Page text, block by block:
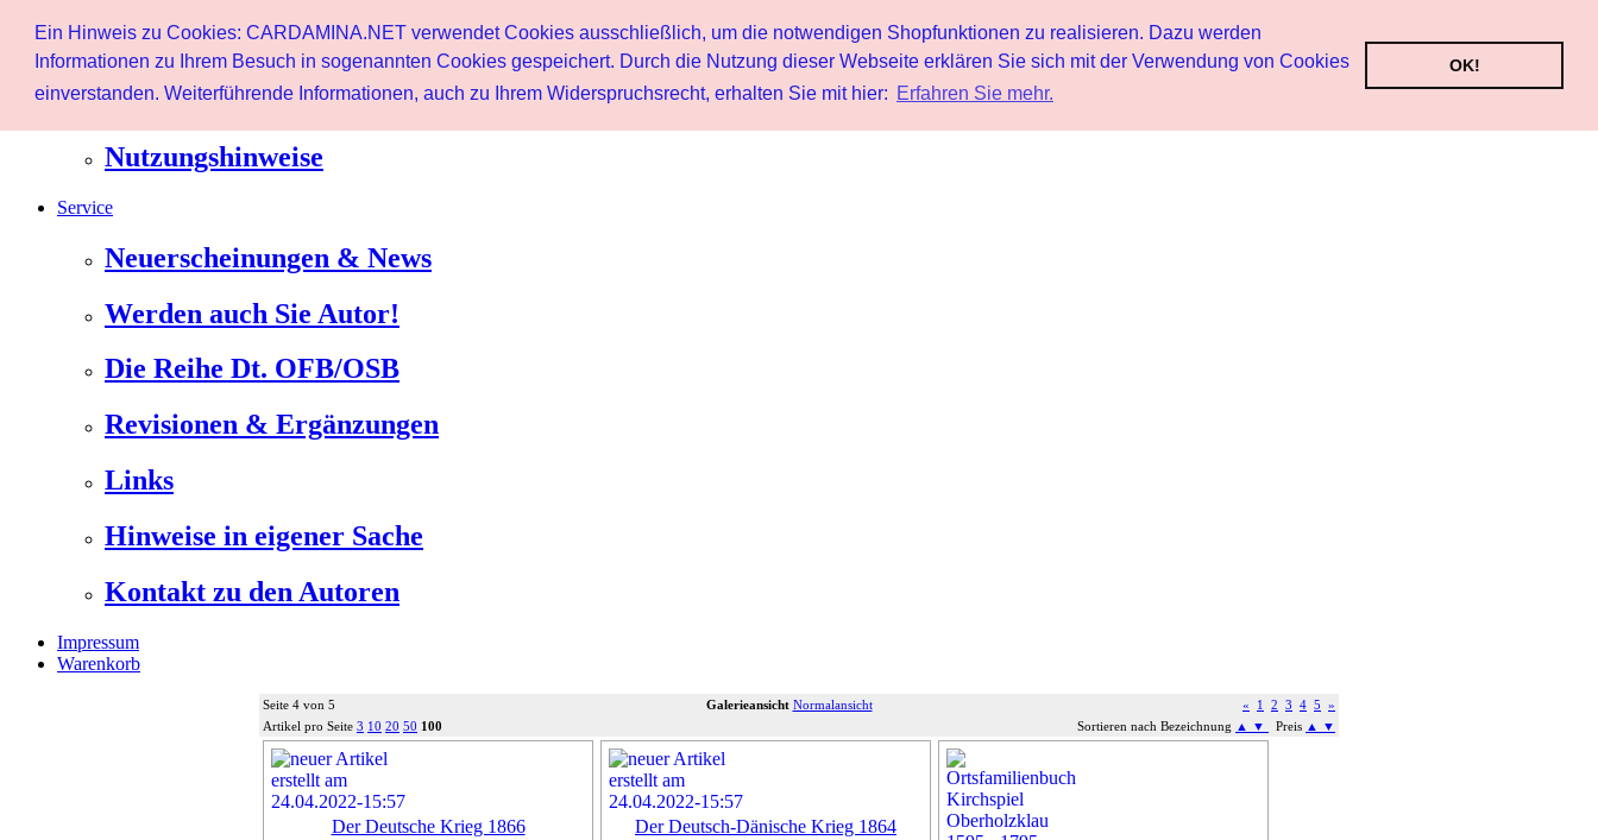
Ein Hinweis zu Cookies: CARDAMINA.NET verwendet Cookies ausschließlich, um die notwendigen Shopfunktionen zu realisieren. Dazu werden
Informationen zu Ihrem Besuch in sogenannten Cookies gespeichert. Durch die Nutzung dieser Webseite erklären Sie sich mit der Verwendung von Cookies
einverstanden. Weiterführende Informationen, auch zu Ihrem Widerspruchsrecht, erhalten Sie mit hier: Erfahren Sie mehr.
OK!
Start
Benutzer
Newsletter
Nutzungshinweise
Service
Neuerscheinungen & News
Werden auch Sie Autor!
Die Reihe Dt. OFB/OSB
Revisionen & Ergänzungen
Links
Hinweise in eigener Sache
Kontakt zu den Autoren
Impressum
Warenkorb
Seite 4 von 5 « 1 2 3 4 5 »
Galerieansicht Normalansicht
Artikel pro Seite 3 10 20 50 100 Sortieren nach Bezeichnung ▲ ▼ Preis ▲ ▼
Der Deutsche Krieg 1866 Der Deutsch-Dänische Krieg 1864